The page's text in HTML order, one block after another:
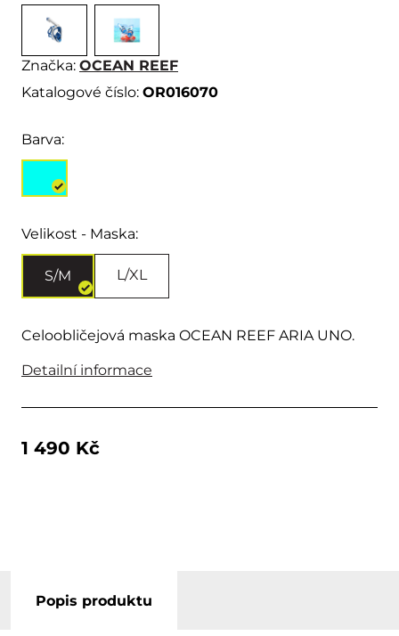
Značka: OCEAN REEF
Katalogové číslo: OR016070
Barva:
Velikost - Maska:
S/M L/XL
Celoobličejová maska OCEAN REEF ARIA UNO.
Detailní informace
1 490 Kč
Popis produktu